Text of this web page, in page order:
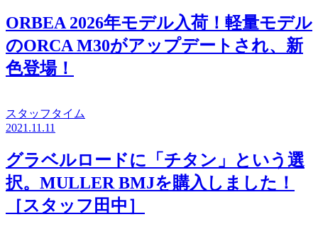
ORBEA 2026年モデル入荷！軽量モデル
のORCA M30がアップデートされ、新
色登場！
スタッフタイム
2021.11.11
グラベルロードに「チタン」という選
択。MULLER BMJを購入しました！
［スタッフ田中］